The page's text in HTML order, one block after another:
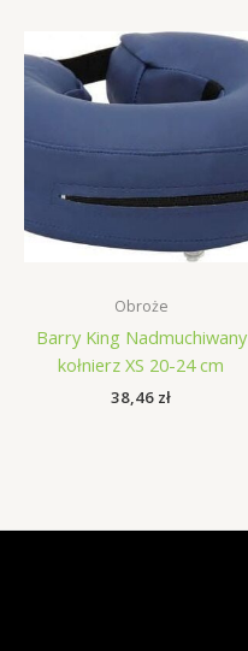
Obroże
Barry King Nadmuchiwany
kołnierz XS 20-24 cm
38,46 zł